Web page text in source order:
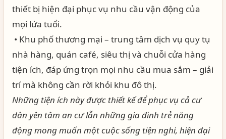
thiết bị hiện đại phục vụ nhu cầu vận động của
mọi lứa tuổi.
• Khu phố thương mại – trung tâm dịch vụ quy tụ
nhà hàng, quán café, siêu thị và chuỗi cửa hàng
tiện ích, đáp ứng trọn mọi nhu cầu mua sắm – giải
trí mà không cần rời khỏi khu đô thị.
Những tiện ích này được thiết kế để phục vụ cả cư
dân yên tâm an cư lẫn những gia đình trẻ năng
động mong muốn một cuộc sống tiện nghi, hiện đại